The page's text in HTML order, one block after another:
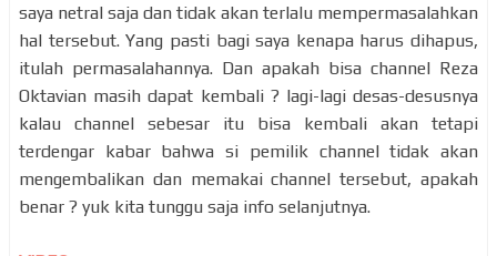
saya netral saja dan tidak akan terlalu mempermasalahkan
hal tersebut. Yang pasti bagi saya kenapa harus dihapus,
itulah permasalahannya. Dan apakah bisa channel Reza
Oktavian masih dapat kembali ? lagi-lagi desas-desusnya
kalau channel sebesar itu bisa kembali akan tetapi
terdengar kabar bahwa si pemilik channel tidak akan
mengembalikan dan memakai channel tersebut, apakah
benar ? yuk kita tunggu saja info selanjutnya.